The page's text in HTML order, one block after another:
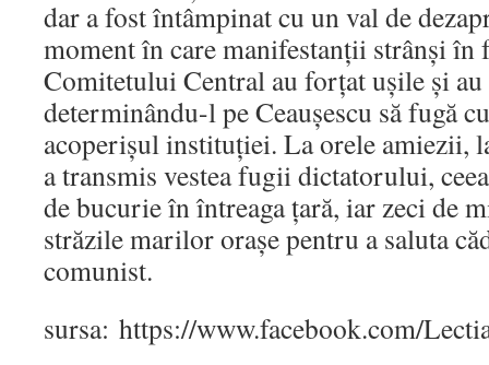
dar a fost întâmpinat cu un val de
moment în care manifestanții strânși în
Comitetului Central au forțat ușile și
determinându-l pe Ceaușescu să fugă
acoperișul instituției. La orele amiezii,
a transmis vestea fugii dictatorului,
de bucurie în întreaga țară, iar zeci de
străzile marilor orașe pentru a saluta
comunist.
sursa: https://www.facebook.com/